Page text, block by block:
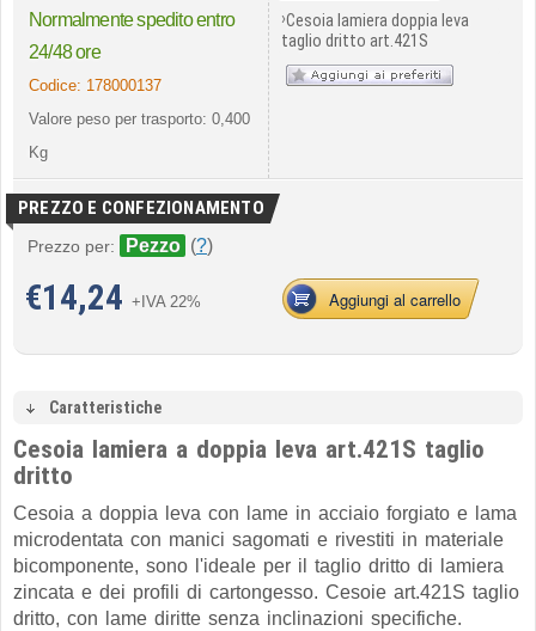
Normalmente spedito entro
24/48 ore
Codice: 178000137
Valore peso per trasporto: 0,400
Kg
›Cesoia lamiera doppia leva
taglio dritto art.421S
PREZZO E CONFEZIONAMENTO
Prezzo per: Pezzo (?)
€14,24 +IVA 22% Aggiungi al carrello
Caratteristiche
Cesoia lamiera a doppia leva art.421S taglio
dritto
Cesoia a doppia leva con lame in acciaio forgiato e lama
microdentata con manici sagomati e rivestiti in materiale
bicomponente, sono l'ideale per il taglio dritto di lamiera
zincata e dei profili di cartongesso. Cesoie art.421S taglio
dritto, con lame diritte senza inclinazioni specifiche.